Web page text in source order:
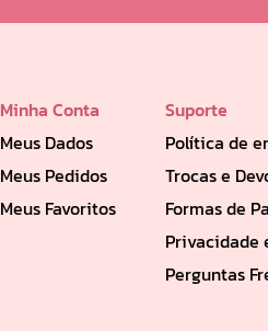
Minha Conta
Meus Dados
Meus Pedidos
Meus Favoritos
Suporte
Política de
Trocas e